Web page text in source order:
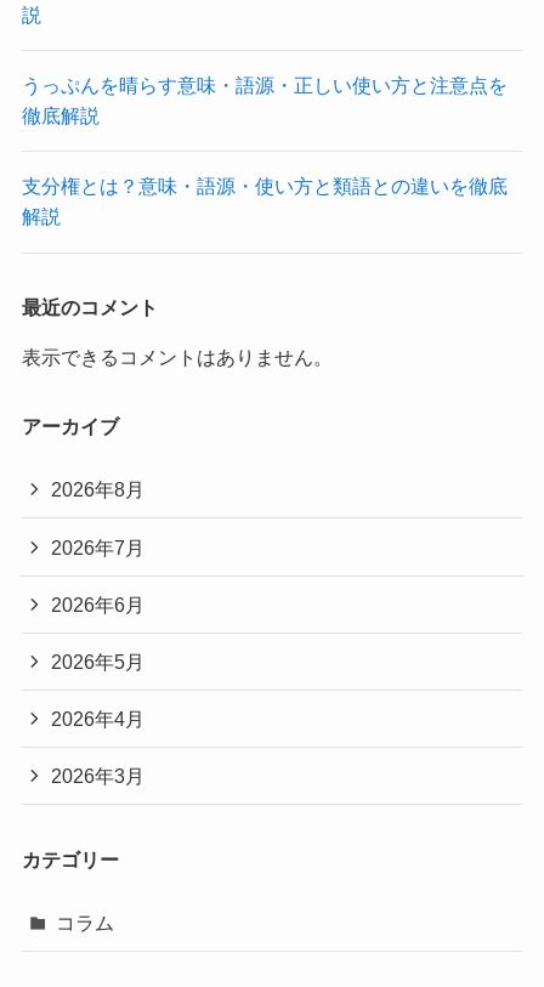
説
うっぷんを晴らす意味・語源・正しい使い方と注意点を
徹底解説
支分権とは？意味・語源・使い方と類語との違いを徹底
解説
最近のコメント
表示できるコメントはありません。
アーカイブ
2026年8月
2026年7月
2026年6月
2026年5月
2026年4月
2026年3月
カテゴリー
コラム